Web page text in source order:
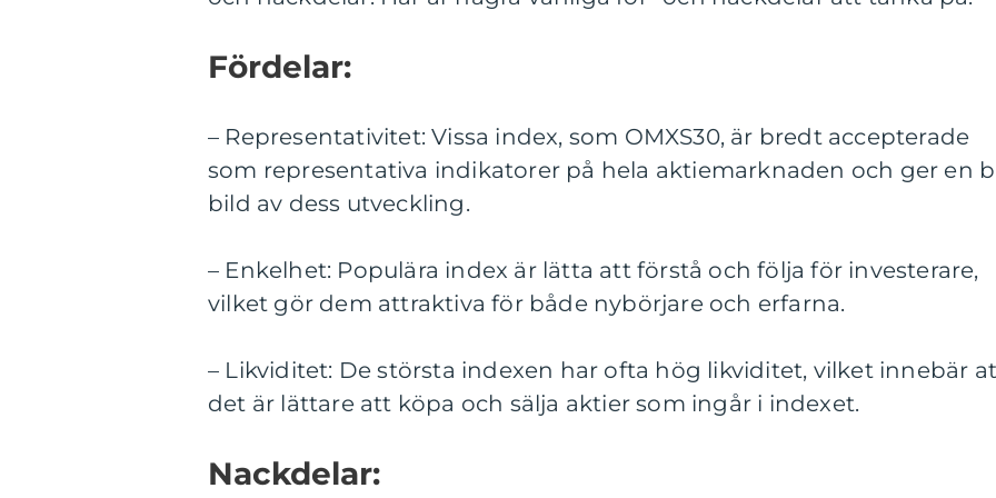
Fördelar:
– Representativitet: Vissa index, som OMXS30, är bredt accepterade
som representativa indikatorer på hela aktiemarknaden och ger en
bild av dess utveckling.
– Enkelhet: Populära index är lätta att förstå och följa för investerare,
vilket gör dem attraktiva för både nybörjare och erfarna.
– Likviditet: De största indexen har ofta hög likviditet, vilket innebär
det är lättare att köpa och sälja aktier som ingår i indexet.
Nackdelar: